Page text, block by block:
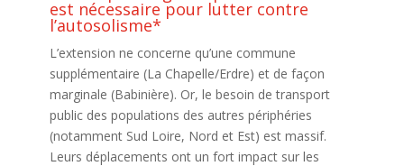
est nécessaire pour lutter contre
l’autosolisme*
L’extension ne concerne qu’une commune
supplémentaire (La Chapelle/Erdre) et de façon
marginale (Babinière). Or, le besoin de transport
public des populations des autres périphéries
(notamment Sud Loire, Nord et Est) est massif.
Leurs déplacements ont un fort impact sur les